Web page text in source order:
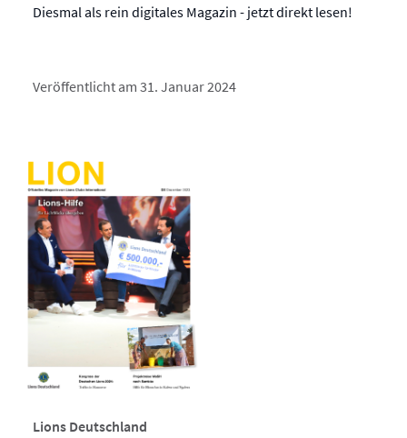
Diesmal als rein digitales Magazin - jetzt direkt lesen!
Veröffentlicht am 31. Januar 2024
Lions Deutschland